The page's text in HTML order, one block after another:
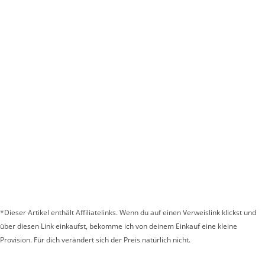
*Dieser Artikel enthält Affiliatelinks. Wenn du auf einen Verweislink klickst und
über diesen Link einkaufst, bekomme ich von deinem Einkauf eine kleine
Provision. Für dich verändert sich der Preis natürlich nicht.